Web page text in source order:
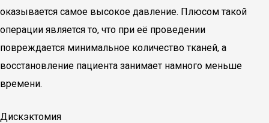
оказывается самое высокое давление. Плюсом такой
операции является то, что при её проведении
повреждается минимальное количество тканей, а
восстановление пациента занимает намного меньше
времени.
Дискэктомия